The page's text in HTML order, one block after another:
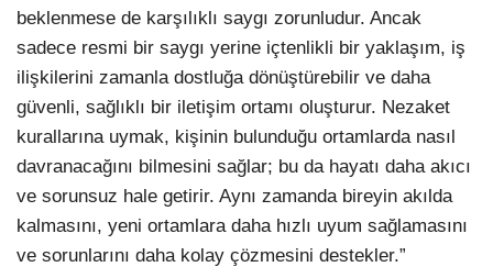
beklenmese de karşılıklı saygı zorunludur. Ancak
sadece resmi bir saygı yerine içtenlikli bir yaklaşım, iş
ilişkilerini zamanla dostluğa dönüştürebilir ve daha
güvenli, sağlıklı bir iletişim ortamı oluşturur. Nezaket
kurallarına uymak, kişinin bulunduğu ortamlarda nasıl
davranacağını bilmesini sağlar; bu da hayatı daha akıcı
ve sorunsuz hale getirir. Aynı zamanda bireyin akılda
kalmasını, yeni ortamlara daha hızlı uyum sağlamasını
ve sorunlarını daha kolay çözmesini destekler.”